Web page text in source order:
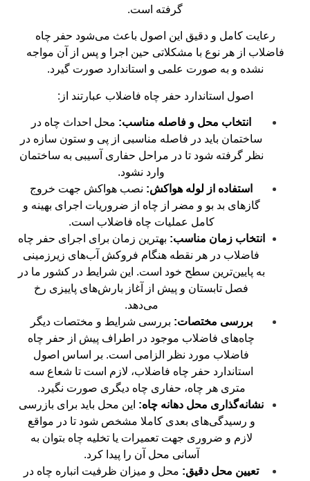
گرفته است.
رعایت کامل و دقیق این اصول باعث می‌شود حفر چاه
فاضلاب از هر نوع با مشکلاتی حین اجرا و پس از آن مواجه
نشده و به صورت علمی و استاندارد صورت گیرد.
اصول استاندارد حفر چاه فاضلاب عبارتند از:
انتخاب محل و فاصله مناسب: محل احداث چاه در
ساختمان باید در فاصله مناسبی از پی و ستون‌ سازه در
نظر گرفته شود تا در مراحل حفاری آسیبی به ساختمان
وارد نشود.
استفاده از لوله هواکش: نصب هواکش جهت خروج
گازهای بد بو و مضر از چاه از ضروریات اجرای بهینه و
کامل عملیات چاه فاضلاب است.
انتخاب زمان مناسب: بهترین زمان برای اجرای حفر چاه
فاضلاب در هر نقطه هنگام فروکش آب‌های زیرزمینی
به پایین‌ترین سطح خود است. این شرایط در کشور ما در
فصل تابستان و پیش از آغاز بارش‌های پاییزی رخ
می‌دهد.
بررسی مختصات: بررسی شرایط و مختصات دیگر
چاه‌های فاضلاب موجود در اطراف پیش از حفر چاه
فاضلاب مورد نظر الزامی است. بر اساس اصول
استاندارد حفر چاه فاضلاب، لازم است تا شعاع سه
متری هر چاه، حفاری چاه دیگری صورت نگیرد.
نشانه‌گذاری محل دهانه چاه: این محل باید برای بازرسی
و رسیدگی‌های بعدی کاملا مشخص شود تا در مواقع
لازم و ضروری جهت تعمیرات یا تخلیه چاه بتوان به
آسانی محل آن را پیدا کرد.
تعیین محل دقیق: محل و میزان ظرفیت انباره چاه در